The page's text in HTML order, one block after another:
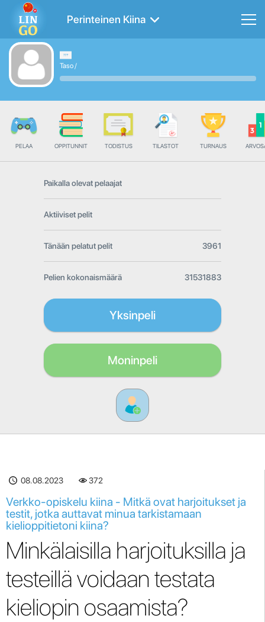
Perinteinen Kiina
Taso/
PELAA OPPITUNNIT TODISTUS TILASTOT TURNAUS
Paikalla olevat pelaajat
Aktiiviset pelit
Tänään pelatut pelit 3961
Pelien kokonaismäärä 31531883
Yksinpeli
Moninpeli
08.08.2023 372
Verkko-opiskelu kiina - Mitkä ovat harjoitukset ja
testit, jotka auttavat minua tarkistamaan
kielioppitietoni kiina?
Minkälaisilla harjoituksilla ja
testeillä voidaan testata
kieliopin osaamista?